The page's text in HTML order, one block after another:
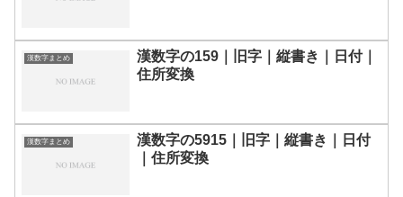
漢数字まとめ
漢数字の159｜旧字｜縦書き｜日付｜
住所変換
漢数字まとめ
漢数字の5915｜旧字｜縦書き｜日付
｜住所変換